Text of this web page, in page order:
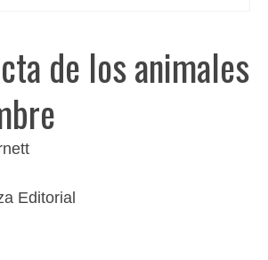
de los animales
Editorial